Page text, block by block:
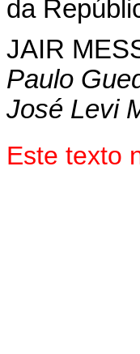
da
JAIR
Paulo
José Levi
Este texto